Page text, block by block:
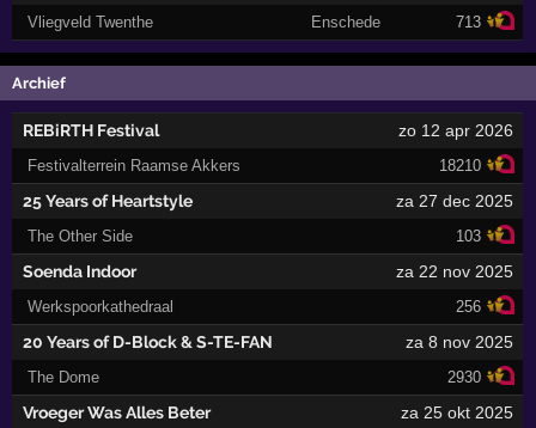
Vliegveld Twenthe Enschede 713
Archief
REBiRTH Festival zo 12 apr 2026
Festivalterrein Raamse Akkers 18210
25 Years of Heartstyle za 27 dec 2025
The Other Side 103
Soenda Indoor za 22 nov 2025
Werkspoorkathedraal 256
20 Years of D-Block & S-TE-FAN za 8 nov 2025
The Dome 2930
Vroeger Was Alles Beter za 25 okt 2025